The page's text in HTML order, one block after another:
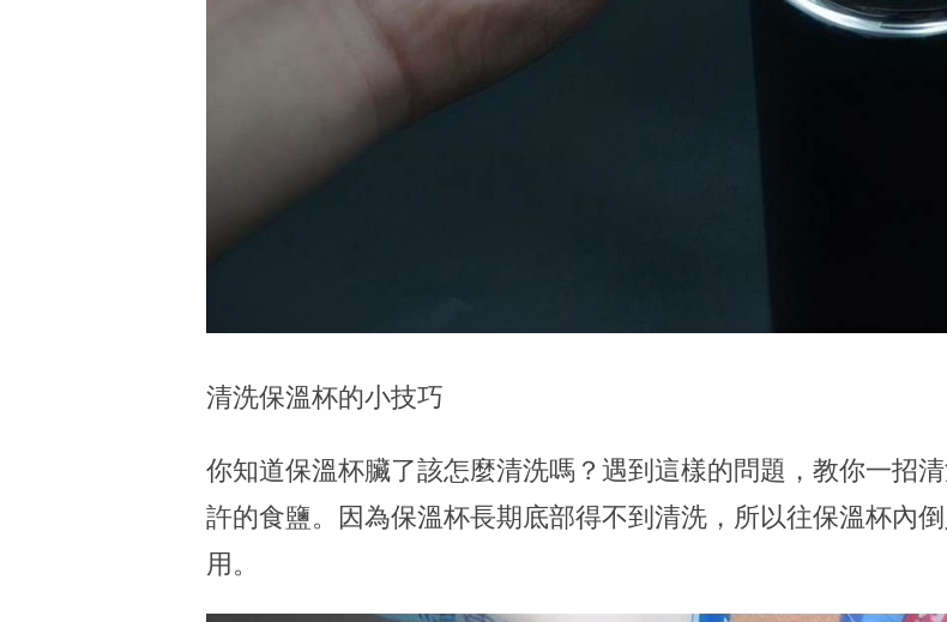
清洗保溫杯的小技巧
你知道保溫杯臟了該怎麼清洗嗎？遇到這樣的問題，教你一招
許的食鹽。因為保溫杯長期底部得不到清洗，所以往保溫杯內
用。